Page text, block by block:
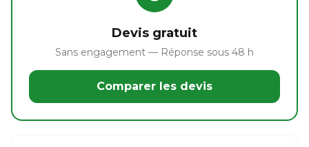
Devis gratuit
Sans engagement — Réponse sous 48 h
Comparer les devis